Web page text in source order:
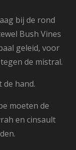
bij de rond
Bush Vines
geleid, voor
de mistral.
de hand.
moeten de
en cinsault